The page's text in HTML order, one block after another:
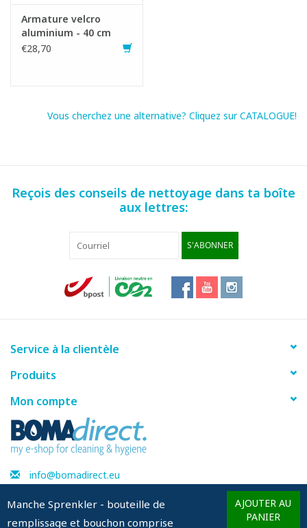
Manche Sprenkler - bouteille de
remplissage et bouchon comprise
AJOUTER AU
PANIER
Fiche produit
Armature velcro
aluminium - 40 cm
€28,70
Vous cherchez une alternative? Cliquez sur CATALOGUE!
Reçois des conseils de nettoyage dans ta boîte
aux lettres:
S'ABONNER
Service à la clientèle
Produits
Mon compte
info@bomadirect.eu